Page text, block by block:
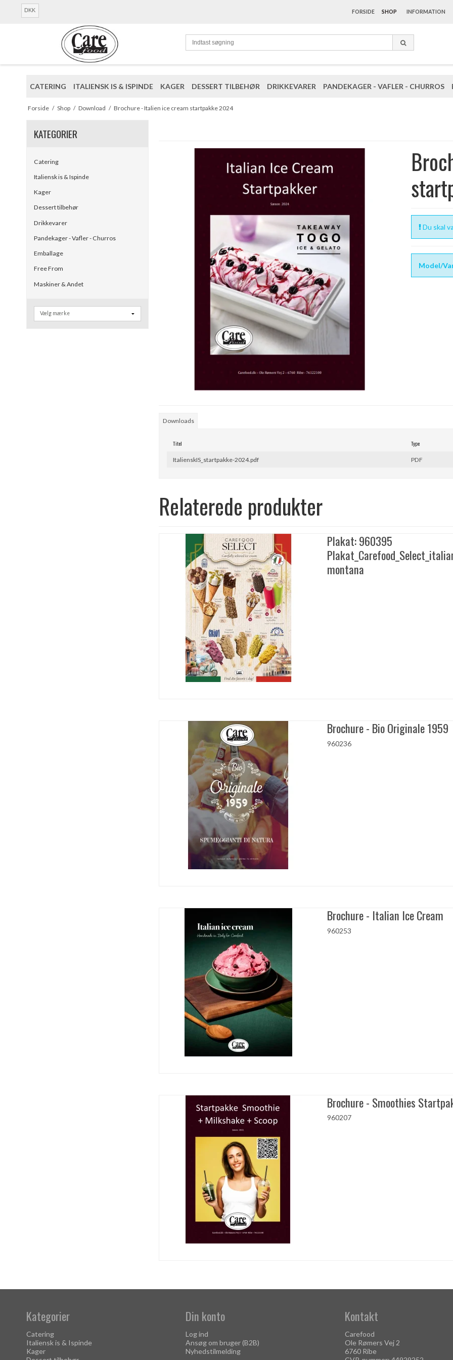
DKK FORSIDE SHOP INFORMATION
CATERING ITALIENSK IS & ISPINDE KAGER DESSERT TILBEHØR DRIKKEVARER PANDEKAGER - VAFLER - CHURROS
Forside / Shop / Download / Brochure - Italien ice cream startpakke 2024
KATEGORIER
Catering
Italiensk is & Ispinde
Kager
Dessert tilbehør
Drikkevarer
Pandekager - Vafler - Churros
Emballage
Free From
Maskiner & Andet
Du skal
Model/
Downloads
Titel Type
ItalienskIS_startpakke-2024.pdf PDF
Relaterede produkter
Plakat: 960395
montana
Brochure - Bio Originale 1959
960236
Brochure - Italian Ice Cream
960253
Brochure - Smoothies
960207
Kategorier
Catering
Italiensk is & Ispinde
Kager
Din konto
Log ind
Ansøg om bruger (B2B)
Nyhedstilmelding
Kontakt
Carefood
Ole Rømers Vej 2
6760 Ribe